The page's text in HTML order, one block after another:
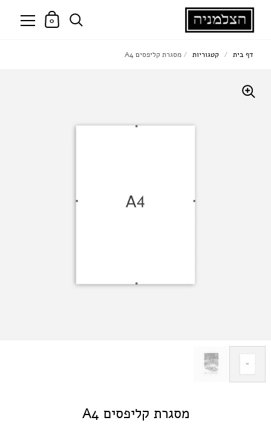
0
מסגרת קליפסים A4
דף בית / קטגוריות / מסגרת קליפסים A4